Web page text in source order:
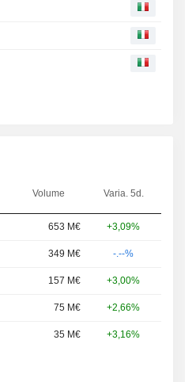
Volume Varia. 5d.
653 M€ +3,09%
349 M€ -.--%
157 M€ +3,00%
75 M€ +2,66%
35 M€ +3,16%